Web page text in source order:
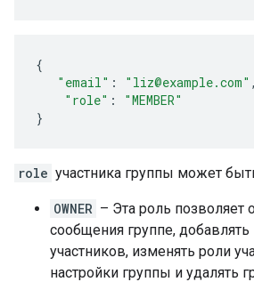
{
"email" : "liz@example.com" ,
"role" :
"MEMBER"
}
role участника группы может
OWNER – Эта роль позволяет
сообщения группе, добавлять
участников, изменять роли
настройки группы и удалять